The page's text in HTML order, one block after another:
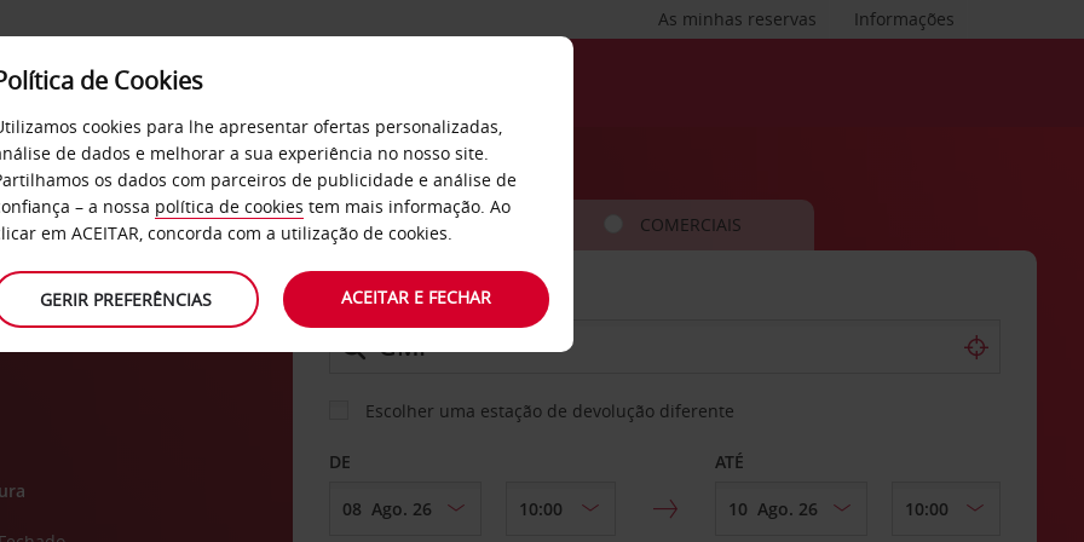
Informações
As minhas reservas
SERVIÇOS EMPRESAS
de
CARRO COMERCIAIS
LEVANTAR EM
Escolher uma estação de devolução diferente
DE ATÉ
de Cookies
cookies para lhe apresentar ofertas personalizadas,
de dados e melhorar a sua experiência no nosso site.
os dados com parceiros de publicidade e análise de
– a nossa política de cookies tem mais informação. Ao
em ACEITAR, concorda com a utilização de cookies.
GERIR PREFERÊNCIAS ACEITAR E FECHAR